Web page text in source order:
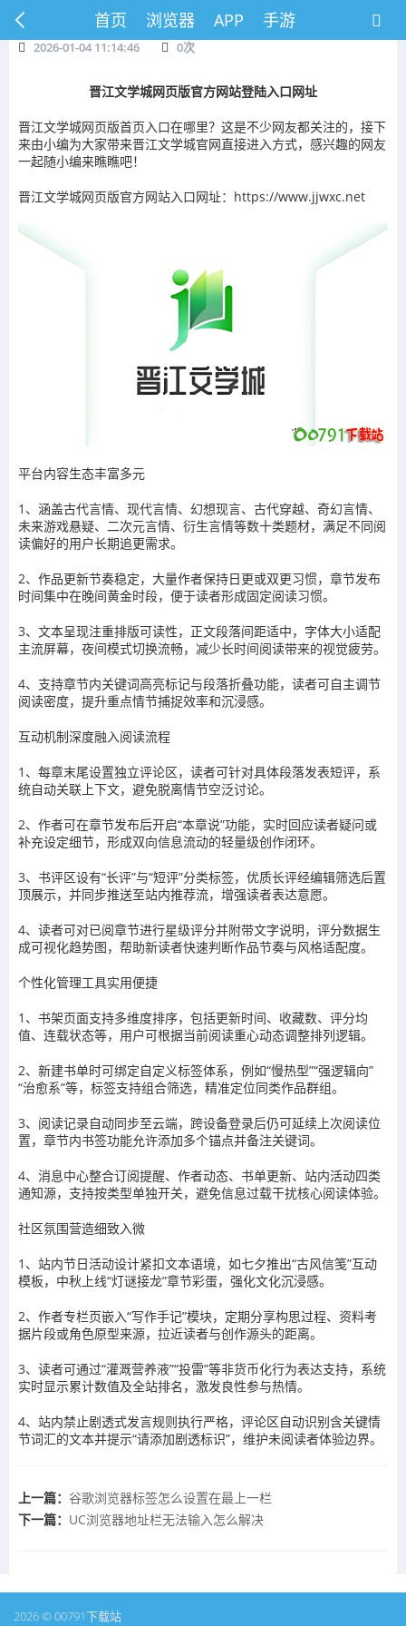
首页 浏览器 APP 手游
2026-01-04 11:14:46 0次
晋江文学城网页版官方网站登陆入口网址
晋江文学城网页版首页入口在哪里？这是不少网友都关注的，接下
来由小编为大家带来晋江文学城官网直接进入方式，感兴趣的网友
一起随小编来瞧瞧吧！
晋江文学城网页版官方网站入口网址：https://www.jjwxc.net
平台内容生态丰富多元
1、涵盖古代言情、现代言情、幻想现言、古代穿越、奇幻言情、
未来游戏悬疑、二次元言情、衍生言情等数十类题材，满足不同阅
读偏好的用户长期追更需求。
2、作品更新节奏稳定，大量作者保持日更或双更习惯，章节发布
时间集中在晚间黄金时段，便于读者形成固定阅读习惯。
3、文本呈现注重排版可读性，正文段落间距适中，字体大小适配
主流屏幕，夜间模式切换流畅，减少长时间阅读带来的视觉疲劳。
4、支持章节内关键词高亮标记与段落折叠功能，读者可自主调节
阅读密度，提升重点情节捕捉效率和沉浸感。
互动机制深度融入阅读流程
1、每章末尾设置独立评论区，读者可针对具体段落发表短评，系
统自动关联上下文，避免脱离情节空泛讨论。
2、作者可在章节发布后开启“本章说”功能，实时回应读者疑问或
补充设定细节，形成双向信息流动的轻量级创作闭环。
3、书评区设有“长评”与“短评”分类标签，优质长评经编辑筛选后置
顶展示，并同步推送至站内推荐流，增强读者表达意愿。
4、读者可对已阅章节进行星级评分并附带文字说明，评分数据生
成可视化趋势图，帮助新读者快速判断作品节奏与风格适配度。
个性化管理工具实用便捷
1、书架页面支持多维度排序，包括更新时间、收藏数、评分均
值、连载状态等，用户可根据当前阅读重心动态调整排列逻辑。
2、新建书单时可绑定自定义标签体系，例如“慢热型”“强逻辑向”
“治愈系”等，标签支持组合筛选，精准定位同类作品群组。
3、阅读记录自动同步至云端，跨设备登录后仍可延续上次阅读位
置，章节内书签功能允许添加多个锚点并备注关键词。
4、消息中心整合订阅提醒、作者动态、书单更新、站内活动四类
通知源，支持按类型单独开关，避免信息过载干扰核心阅读体验。
社区氛围营造细致入微
1、站内节日活动设计紧扣文本语境，如七夕推出“古风信笺”互动
模板，中秋上线“灯谜接龙”章节彩蛋，强化文化沉浸感。
2、作者专栏页嵌入“写作手记”模块，定期分享构思过程、资料考
据片段或角色原型来源，拉近读者与创作源头的距离。
3、读者可通过“灌溉营养液”“投雷”等非货币化行为表达支持，系统
实时显示累计数值及全站排名，激发良性参与热情。
4、站内禁止剧透式发言规则执行严格，评论区自动识别含关键情
节词汇的文本并提示“请添加剧透标识”，维护未阅读者体验边界。
上一篇： 谷歌浏览器标签怎么设置在最上一栏
下一篇： UC浏览器地址栏无法输入怎么解决
2026 © 00791下载站